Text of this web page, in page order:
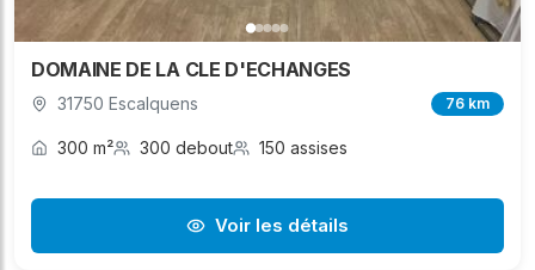
DOMAINE DE LA CLE D'ECHANGES
31750 Escalquens 76 km
300 m² 300 debout 150 assises
Voir les détails